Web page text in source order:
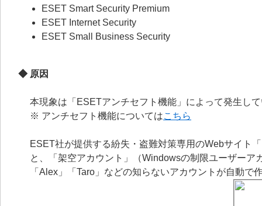
ESET Smart Security Premium
ESET Internet Security
ESET Small Business Security
◆ 原因
本現象は「ESETアンチセフト機能」によって発生し
※ アンチセフト機能についてはこちら
ESET社が提供する紛失・盗難対策専用のWebサイト
と、「架空アカウント」（Windowsの制限ユーザー
「Alex」「Taro」などの知らないアカウントが自動